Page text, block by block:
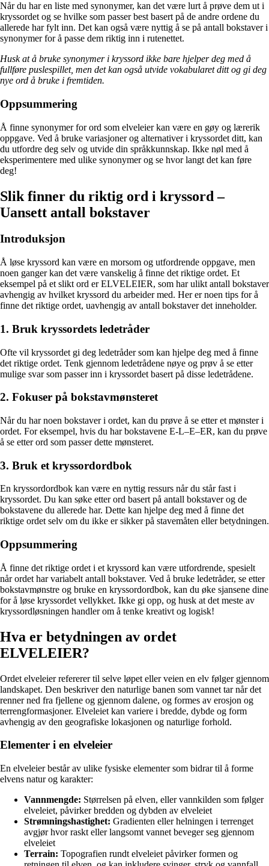
Når du har en liste med synonymer, kan det være lurt å prøve dem ut i
kryssordet og se hvilke som passer best basert på de andre ordene du
allerede har fylt inn. Det kan også være nyttig å se på antall bokstaver i
synonymer for å passe dem riktig inn i rutenettet.
Husk at å bruke synonymer i kryssord ikke bare hjelper deg med å
fullføre puslespillet, men det kan også utvide vokabularet ditt og gi deg
nye ord å bruke i fremtiden.
Oppsummering
Å finne synonymer for ord som elveleier kan være en gøy og lærerik
oppgave. Ved å bruke variasjoner og alternativer i kryssordet ditt, kan
du utfordre deg selv og utvide din språkkunnskap. Ikke nøl med å
eksperimentere med ulike synonymer og se hvor langt det kan føre
deg!
Slik finner du riktig ord i kryssord –
Uansett antall bokstaver
Introduksjon
Å løse kryssord kan være en morsom og utfordrende oppgave, men
noen ganger kan det være vanskelig å finne det riktige ordet. Et
eksempel på et slikt ord er ELVELEIER, som har ulikt antall bokstaver
avhengig av hvilket kryssord du arbeider med. Her er noen tips for å
finne det riktige ordet, uavhengig av antall bokstaver det inneholder.
1. Bruk kryssordets ledetråder
Ofte vil kryssordet gi deg ledetråder som kan hjelpe deg med å finne
det riktige ordet. Tenk gjennom ledetrådene nøye og prøv å se etter
mulige svar som passer inn i kryssordet basert på disse ledetrådene.
2. Fokuser på bokstavmønsteret
Når du har noen bokstaver i ordet, kan du prøve å se etter et mønster i
ordet. For eksempel, hvis du har bokstavene E-L–E–ER, kan du prøve
å se etter ord som passer dette mønsteret.
3. Bruk et kryssordordbok
En kryssordordbok kan være en nyttig ressurs når du står fast i
kryssordet. Du kan søke etter ord basert på antall bokstaver og de
bokstavene du allerede har. Dette kan hjelpe deg med å finne det
riktige ordet selv om du ikke er sikker på stavemåten eller betydningen.
Oppsummering
Å finne det riktige ordet i et kryssord kan være utfordrende, spesielt
når ordet har variabelt antall bokstaver. Ved å bruke ledetråder, se etter
bokstavmønstre og bruke en kryssordordbok, kan du øke sjansene dine
for å løse kryssordet vellykket. Ikke gi opp, og husk at det meste av
kryssordløsningen handler om å tenke kreativt og logisk!
Hva er betydningen av ordet
ELVELEIER?
Ordet elveleier refererer til selve løpet eller veien en elv følger gjennom
landskapet. Den beskriver den naturlige banen som vannet tar når det
renner ned fra fjellene og gjennom dalene, og formes av erosjon og
terrengformasjoner. Elveleiet kan variere i bredde, dybde og form
avhengig av den geografiske lokasjonen og naturlige forhold.
Elementer i en elveleier
En elveleier består av ulike fysiske elementer som bidrar til å forme
elvens natur og karakter:
Vannmengde: Størrelsen på elven, eller vannkilden som følger
elveleiet, påvirker bredden og dybden av elveleiet
Strømningshastighet: Gradienten eller helningen i terrenget
avgjør hvor raskt eller langsomt vannet beveger seg gjennom
elveleiet
Terrain: Topografien rundt elveleiet påvirker formen og